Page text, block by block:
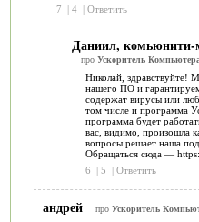
7
| 4 | Ответить
Даниил, комьюнити-
про Ускоритель
Николай, здравствуйте!
нашего ПО и
содержат вирусы или
том числе и программа
программа будет
вас, видимо, произошла
вопросы решает наша
Обращаться сюда —
6
| 5 | Ответить
андрей про Ускоритель